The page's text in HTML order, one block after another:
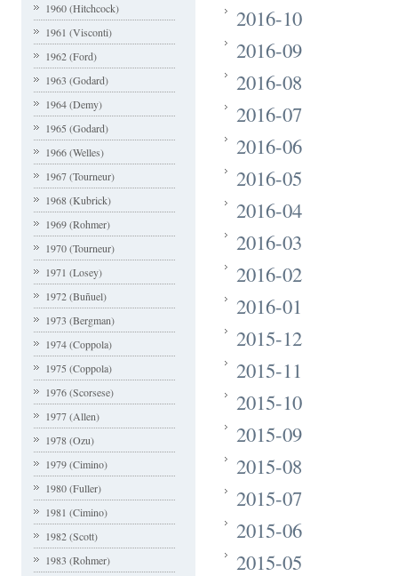
1960 (Hitchcock)
1961 (Visconti)
1962 (Ford)
1963 (Godard)
1964 (Demy)
1965 (Godard)
1966 (Welles)
1967 (Tourneur)
1968 (Kubrick)
1969 (Rohmer)
1970 (Tourneur)
1971 (Losey)
1972 (Buñuel)
1973 (Bergman)
1974 (Coppola)
1975 (Coppola)
1976 (Scorsese)
1977 (Allen)
1978 (Ozu)
1979 (Cimino)
1980 (Fuller)
1981 (Cimino)
1982 (Scott)
1983 (Rohmer)
2016-10
2016-09
2016-08
2016-07
2016-06
2016-05
2016-04
2016-03
2016-02
2016-01
2015-12
2015-11
2015-10
2015-09
2015-08
2015-07
2015-06
2015-05